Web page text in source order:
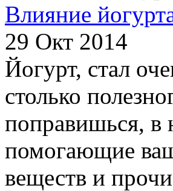
Влияние
29 Окт 2014
Йогурт, стал
столько
поправишься, в
помогающие
веществ и